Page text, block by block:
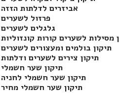
אביזרים לדלתות
פרזול
גלגלים
מסילות לשערים קורות
תיקון בולמים ומעצורים
תיקון צירים לשערים
תיקון שער חשמלי
תיקון שער חשמלי לחניה
תיקון שער חשמלי מחיר